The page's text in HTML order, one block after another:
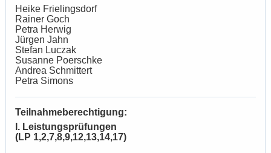
Heike Frielingsdorf
Rainer Goch
Petra Herwig
Jürgen Jahn
Stefan Luczak
Susanne Poerschke
Andrea Schmittert
Petra Simons
Teilnahmeberechtigung:
I. Leistungsprüfungen
(LP 1,2,7,8,9,12,13,14,17)